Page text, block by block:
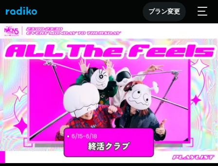
プラン変更